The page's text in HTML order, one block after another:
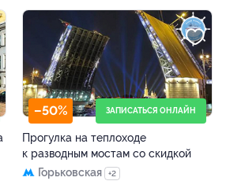
–50% ЗАПИСАТЬСЯ ОНЛАЙН
Прогулка на теплоходе
к разводным мостам со скидкой
Горьковская
+2